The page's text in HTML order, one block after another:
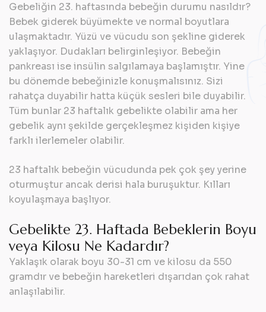
Gebeliğin 23. haftasında bebeğin durumu nasıldır?
Bebek giderek büyümekte ve normal boyutlara
ulaşmaktadır. Yüzü ve vücudu son şekline giderek
yaklaşıyor. Dudakları belirginleşiyor. Bebeğin
pankreası ise insülin salgılamaya başlamıştır. Yine
bu dönemde bebeğinizle konuşmalısınız. Sizi
rahatça duyabilir hatta küçük sesleri bile duyabilir.
Tüm bunlar 23 haftalık gebelikte olabilir ama her
gebelik aynı şekilde gerçekleşmez kişiden kişiye
farklı ilerlemeler olabilir.
23 haftalık bebeğin vücudunda pek çok şey yerine
oturmuştur ancak derisi hala buruşuktur. Kılları
koyulaşmaya başlıyor.
Gebelikte 23. Haftada Bebeklerin Boyu
veya Kilosu Ne Kadardır?
Yaklaşık olarak boyu 30-31 cm ve kilosu da 550
gramdır ve bebeğin hareketleri dışarıdan çok rahat
anlaşılabilir.